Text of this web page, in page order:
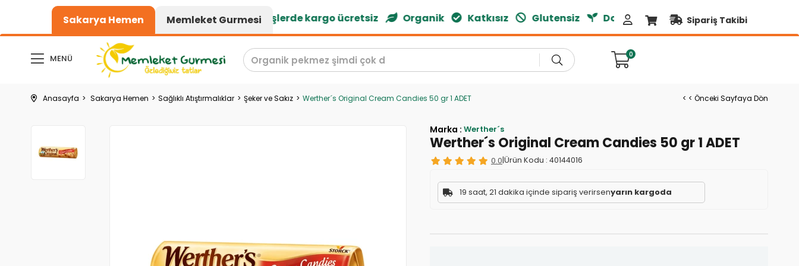
Sakarya Hemen Memleket Gurmesi
1000₺ üzeri alışverişlerde kargo ücretsiz Organik Katkısız Glutensiz Doğal Ürünler Sipariş Takibi
MENÜ 0
Anasayfa Sakarya Hemen Sağlıklı Atıştırmalıklar Şeker ve Sakız Werther´s Original Cream Candies 50 gr 1 ADET < < Önceki Sayfaya Dön
Werther´s Original Cream Candies 50 gr 1 ADET
0.0|Ürün Kodu : 40144016
19 saat, 21 dakika içinde sipariş verirsenyarın kargoda
Marka : Werther´s